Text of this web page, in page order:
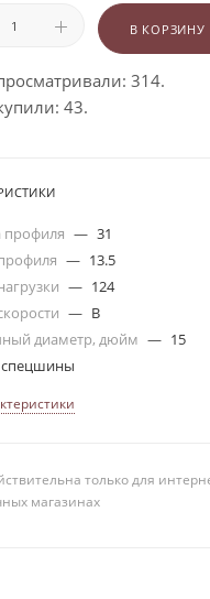
В КОРЗИНУ
314.
43.
— 31
— 13.5
— 124
— B
диаметр, дюйм — 15
спецшины
только для
магазинах